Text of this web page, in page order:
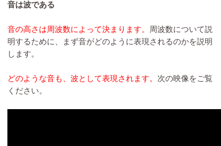
音は波である
音の高さは周波数によって決まります。
周波数について説
明するために、まず音がどのように表現されるのかを説明
します。
どのような音も、波として表現されます。 次の映像をご覧
ください。